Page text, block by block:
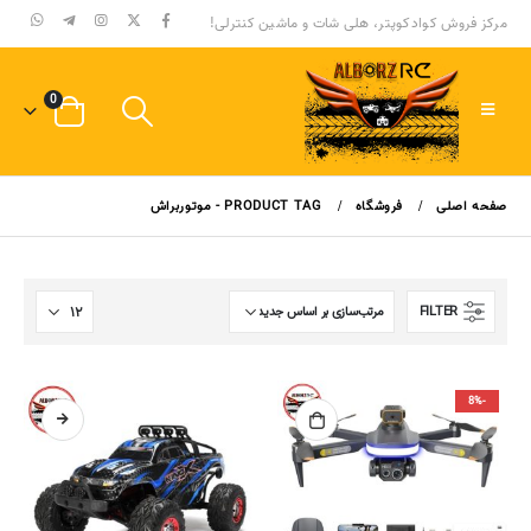
مرکز فروش کوادکوپتر، هلی شات و ماشین کنترلی!
0
صفحه اصلی فروشگاه PRODUCT TAG - موتوربراش
FILTER
-8%